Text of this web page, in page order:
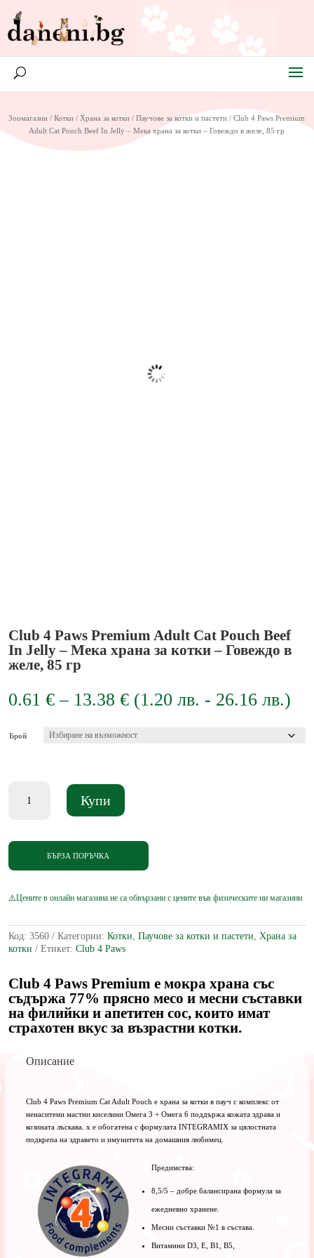
Зоомагазин /Котки / Храна за котки /Паучове за котки и пастети / Club 4 Paws Premium
Adult Cat Pouch Beef In Jelly – Мека храна за котки – Говеждо в желе, 85 гр
Club 4 Paws Premium Adult Cat Pouch Beef
In Jelly – Мека храна за котки – Говеждо в
желе, 85 гр
0.61 € – 13.38 €Price
range:
through
(1.20 лв. - 26.16 лв.)
Брой
Beef
Jelly
-
Мека
котки
-
Говеждо
в
Купи
БЪРЗА ПОРЪЧКА
Код: 3560 Категории: Котки Паучове за котки и пастети Храна за
котки
Етикет: Club 4 Paws
Club 4 Paws Premium е мокра храна със
съдържа 77% прясно месо и месни съставки
на филийки и апетитен сос, които имат
страхотен вкус за възрастни котки.
Описание
Club 4 Paws Premium Cat Adult Pouch е храна за котки в пауч с комплекс от
ненаситени мастни киселини Омега 3 + Омега 6 поддържа кожата здрава и
козината лъскава. х е обогатена с формулата INTEGRAMIX за цялостната
подкрепа на здравето и имунитета на домашния любимец.
Предимства:
8,5/5 – добре балансирана формула за
ежедневно хранене.
Месни съставки №1 в състава.
Витамини D3, E, B1, B5,